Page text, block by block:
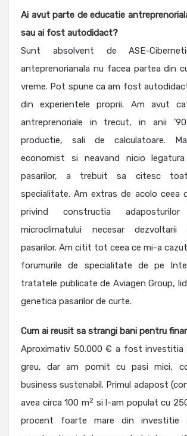
Ai avut parte de educatie
sau ai fost autodidact?
Sunt absolvent de ASE-
anteprenorianala nu facea partea din
vreme. Pot spune ca am fost
din experientele proprii. Am avut
antreprenoriale in trecut, in anii
productie, sali de calculatoare.
economist si neavand nicio
pasarilor, a trebuit sa citesc
specialitate. Am extras de acolo ceea
privind constructia
microclimatului necesar
pasarilor. Am citit tot ceea ce mi-a
forumurile de specialitate de pe
tratatele publicate de Aviagen Group,
genetica pasarilor de curte.
Cum ai reusit sa strangi bani pentru
Aproximativ 50.000 € a fost investitia
greu, dar am pornit cu pasi mici,
business sustenabil. Primul adapost
avea circa 100 m2si l-am populat cu
procent foarte mare din